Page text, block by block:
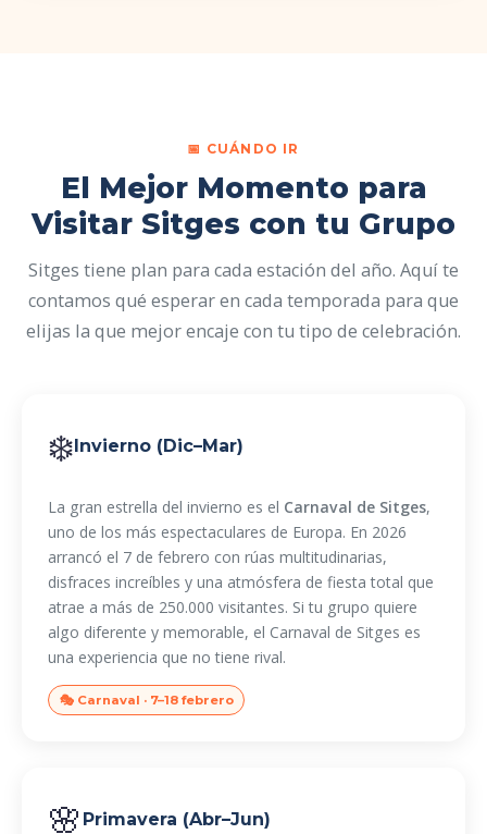
📅 CUÁNDO IR
El Mejor Momento para
Visitar Sitges con tu Grupo
Sitges tiene plan para cada estación del año. Aquí te
contamos qué esperar en cada temporada para que
elijas la que mejor encaje con tu tipo de celebración.
❄️ Invierno (Dic–Mar)
La gran estrella del invierno es el Carnaval de Sitges,
uno de los más espectaculares de Europa. En 2026
arrancó el 7 de febrero con rúas multitudinarias,
disfraces increíbles y una atmósfera de fiesta total que
atrae a más de 250.000 visitantes. Si tu grupo quiere
algo diferente y memorable, el Carnaval de Sitges es
una experiencia que no tiene rival.
🎭 Carnaval · 7–18 febrero
🌸 Primavera (Abr–Jun)